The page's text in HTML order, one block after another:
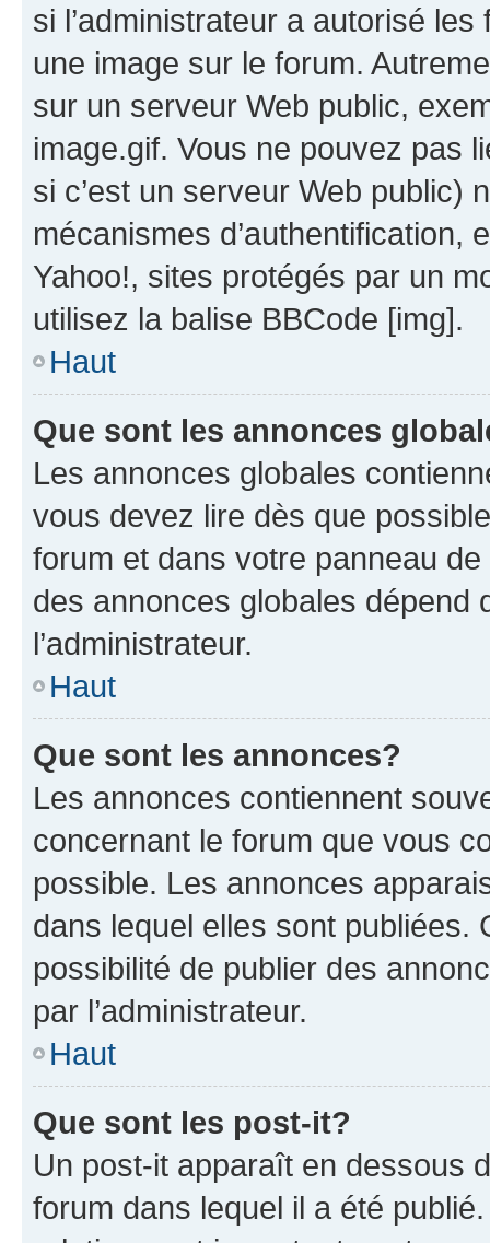
si l’administrateur a autorisé
une image sur le forum.
sur un serveur Web public,
image.gif. Vous ne pouvez pas
si c’est un serveur Web public)
mécanismes d’authentification,
Yahoo!, sites protégés par un
utilisez la balise BBCode [img].
Haut
Que sont les annonces
Les annonces globales
vous devez lire dès que
forum et dans votre panneau
des annonces globales dépend
l’administrateur.
Haut
Que sont les annonces?
Les annonces contiennent
concernant le forum que vous
possible. Les annonces
dans lequel elles sont publiées.
possibilité de publier des
par l’administrateur.
Haut
Que sont les post-it?
Un post-it apparaît en dessous
forum dans lequel il a été